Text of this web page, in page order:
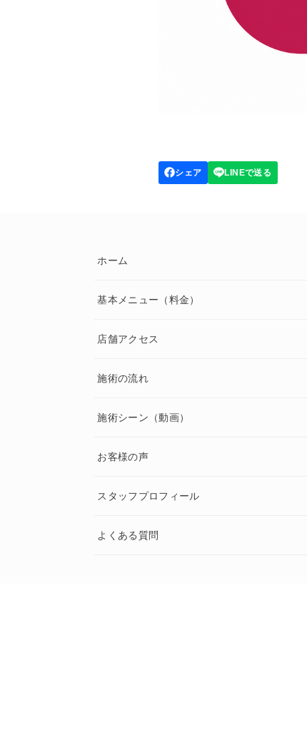
ホーム
基本メニュー（料金）
店舗アクセス
施術の流れ
施術シーン（動画）
お客様の声
スタッフプロフィール
よくある質問